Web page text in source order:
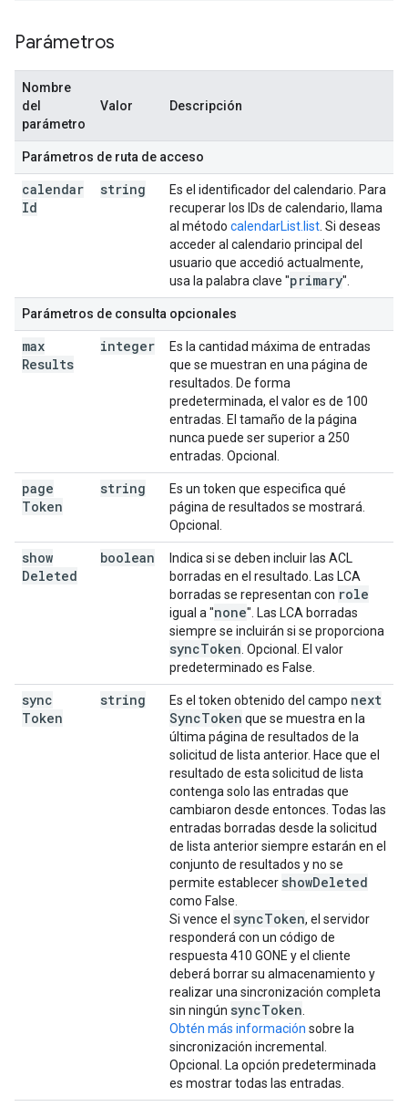
Parámetros
Nombre
del
parámetro
Valor Descripción
Parámetros de ruta de acceso
calendar
Id
string
Es el identificador del calendario. Para
recuperar los IDs de calendario, llama
al método calendarList.list . Si deseas
acceder al calendario principal del
usuario que accedió actualmente,
usa la palabra clave "primary".
Parámetros de consulta opcionales
max
Results
integer
Es la cantidad máxima de entradas
que se muestran en una página de
resultados. De forma
predeterminada, el valor es de 100
entradas. El tamaño de la página
nunca puede ser superior a 250
entradas. Opcional.
page
Token
string
Es un token que especifica qué
página de resultados se mostrará.
Opcional.
show
Deleted
boolean
Indica si se deben incluir las ACL
borradas en el resultado. Las LCA
borradas se representan con role
igual a "none". Las LCA borradas
siempre se incluirán si se proporciona
syncToken . Opcional. El valor
predeterminado es False.
sync
Token
string Es el token obtenido del campo next
SyncToken que se muestra en la
última página de resultados de la
solicitud de lista anterior. Hace que el
resultado de esta solicitud de lista
contenga solo las entradas que
cambiaron desde entonces. Todas las
entradas borradas desde la solicitud
de lista anterior siempre estarán en el
conjunto de resultados y no se
permite establecer showDeleted
como False.
Si vence el syncToken, el servidor
responderá con un código de
respuesta 410 GONE y el cliente
deberá borrar su almacenamiento y
realizar una sincronización completa
sin ningún syncToken
Obtén más información sobre la
sincronización incremental.
Opcional. La opción predeterminada
es mostrar todas las entradas.